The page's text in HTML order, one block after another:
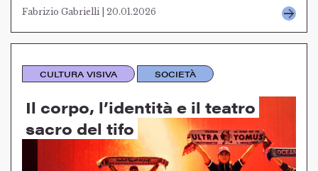
Fabrizio Gabrielli | 20.01.2026
CULTURA VISIVA SOCIETÀ
Il corpo, l’identità e il teatro
sacro del tifo